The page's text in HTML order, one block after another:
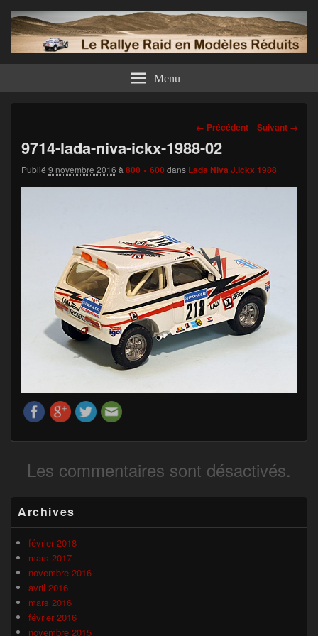
Menu
Navigation
dans
les
images
← Précédent Suivant →
9714-lada-niva-ickx-1988-02
Publié 9 novembre 2016 à 800 × 600dans Lada Niva J.Ickx 1988
Les commentaires sont désactivés.
principale
de
widget
pour
barre
latérale
Archives
février 2018
mars 2017
novembre 2016
avril 2016
mars 2016
février 2016
novembre 2015